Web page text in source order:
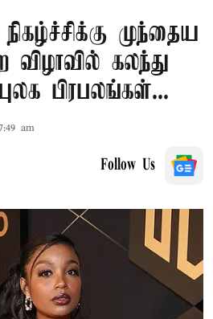
முந்தைய
கலந்து
பிரபலங்கள்...
am
Follow Us